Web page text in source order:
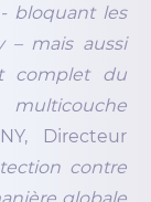
bloquant les
– mais aussi
complet du
multicouche
Directeur
contre